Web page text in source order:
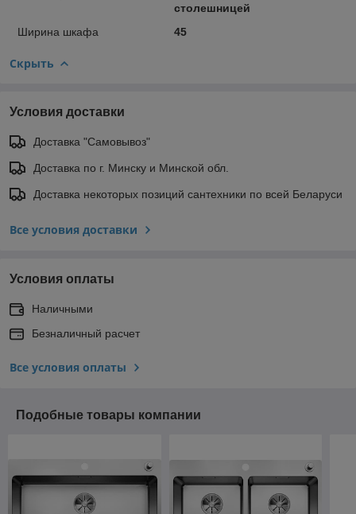
столешницей
Ширина шкафа
45
Скрыть
Условия доставки
Доставка "Самовывоз"
Доставка по г. Минску и Минской обл.
Доставка некоторых позиций сантехники по всей Беларуси
Все условия доставки
Условия оплаты
Наличными
Безналичный расчет
Все условия оплаты
Подобные товары компании